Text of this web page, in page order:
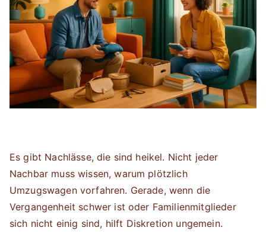
Es gibt Nachlässe, die sind heikel. Nicht jeder
Nachbar muss wissen, warum plötzlich
Umzugswagen vorfahren. Gerade, wenn die
Vergangenheit schwer ist oder Familienmitglieder
sich nicht einig sind, hilft Diskretion ungemein.